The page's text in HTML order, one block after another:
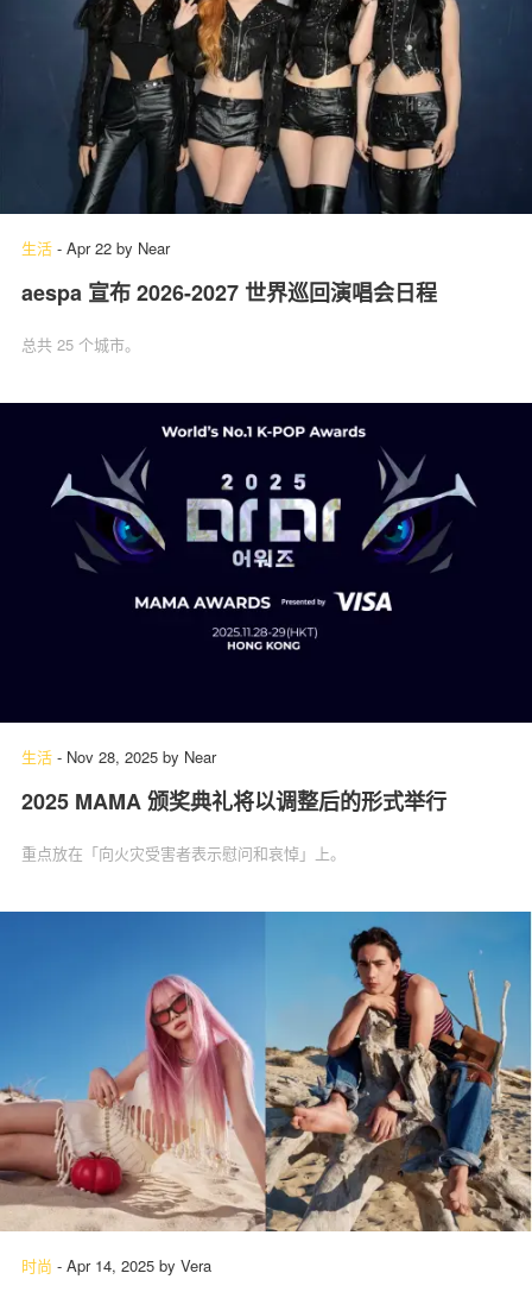
生活 - Apr 22 by Near
aespa 宣布 2026-2027 世界巡回演唱会日程
总共 25 个城市。
生活 - Nov 28, 2025 by Near
2025 MAMA 颁奖典礼将以调整后的形式举行
重点放在「向火灾受害者表示慰问和哀悼」上。
时尚 - Apr 14, 2025 by Vera